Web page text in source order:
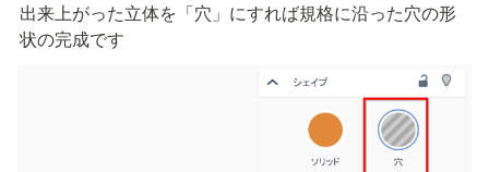
出来上がった立体を「穴」にすれば規格に沿った穴の形
状の完成です